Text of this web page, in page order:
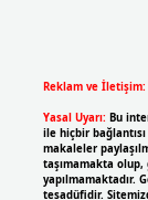
Reklam ve İletişim:
Yasal Uyarı: Bu
ile hiçbir bağlantısı
makaleler
taşımamakta olup,
yapılmamaktadır.
tesadüfidir.